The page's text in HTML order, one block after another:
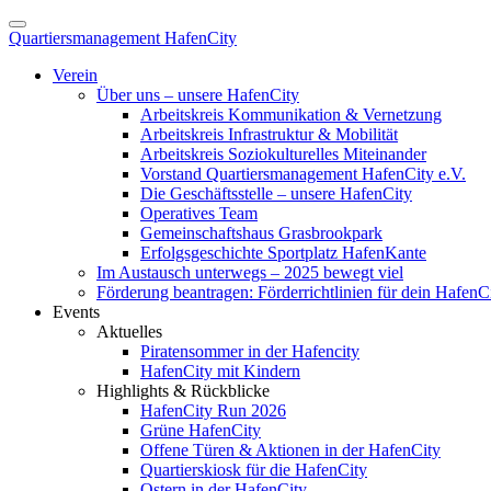
Quartiersmanagement HafenCity
Verein
Über uns – unsere HafenCity
Arbeitskreis Kommunikation & Vernetzung
Arbeitskreis Infrastruktur & Mobilität
Arbeitskreis Soziokulturelles Miteinander
Vorstand Quartiersmanagement HafenCity e.V.
Die Geschäftsstelle – unsere HafenCity
Operatives Team
Gemeinschaftshaus Grasbrookpark
Erfolgsgeschichte Sportplatz HafenKante
Im Austausch unterwegs – 2025 bewegt viel
Förderung beantragen: Förderrichtlinien für dein
Events
Aktuelles
Piratensommer in der Hafencity
HafenCity mit Kindern
Highlights & Rückblicke
HafenCity Run 2026
Grüne HafenCity
Offene Türen & Aktionen in der HafenCity
Quartierskiosk für die HafenCity